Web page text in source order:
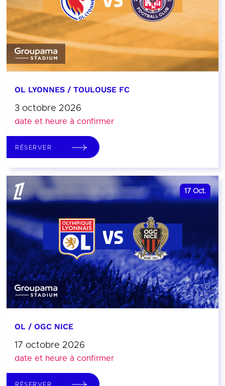
OL LYONNES / TOULOUSE FC
3 octobre 2026
date et heure à confirmer
RÉSERVER
17 Oct.
OL / OGC NICE
17 octobre 2026
date et heure à confirmer
RÉSERVER